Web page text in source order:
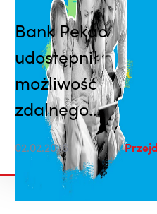
Bank Pekao
udostępnił
możliwość
zdalnego
składania
wniosków 800+
kolejny rok
02.02.2026